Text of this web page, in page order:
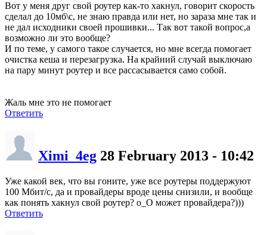
Вот у меня друг свой роутер как-то хакнул, говорит скорость
сделал до 10мб\с, не знаю правда или нет, но зараза мне так и
не дал исходники своей прошивки... Так вот такой вопрос,а
возможно ли это вообще?
И по теме, у самого такое случается, но мне всегда помогает
очистка кеша и перезагрузка. На крайний случай выключаю
на пару минут роутер и все рассасывается само собой.
Жаль мне это не помогает
Ответить
Ximi_4eg 28 February 2013 - 10:42
Уже какой век, что вы гоните, уже все роутеры поддержуют
100 Мбит/с, да и провайдеры вроде цены снизили, и вообще
как понять хакнул свой роутер? о_О может провайдера?)))
Ответить